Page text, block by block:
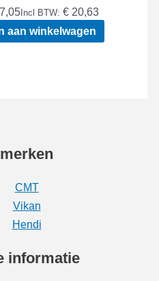
Incl BTW: € 20,63
aan winkelwagen
CMT
Vikan
Hendi
informatie